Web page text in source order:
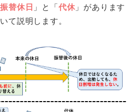
振替休日 」と「 代休」があります
て説明します。